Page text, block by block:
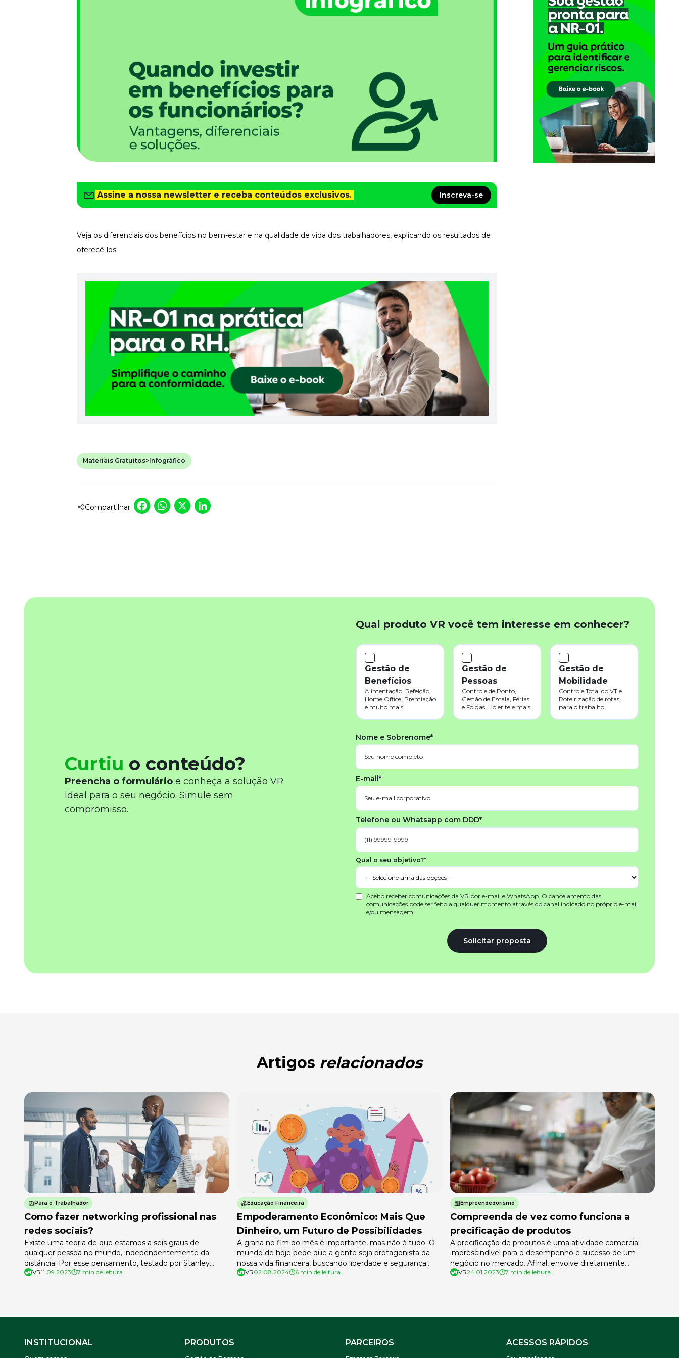
Departamento Pessoal
Para simplificar os processos
Eleve os resultados da organização
Gestão de Pessoas e Liderança
Capacitação com especialistas
Fortaleça a cultura organizacional
Treinamento de Produto
Materiais Gratuitos
Materiais Gratuitos
Todos os Materiais Gratuitos
Confira nossos materiais
Aprofunde seu conhecimento
Ferramentas e Templates
Para agilizar o seu trabalho
Assine a nossa newsletter e receba conteúdos exclusivos. Inscreva-se
Veja os diferenciais dos benefícios no bem-estar e na qualidade de vida dos trabalhadores, explicando os resultados de
oferecê-los.
Materiais Gratuitos>Infográfico
Compartilhar: Facebook
WhatsApp
X
Curtiu o conteúdo?
Preencha o formulário e conheça a solução VR
ideal para o seu negócio. Simule sem
compromisso.
Qual produto VR você tem interesse em conhecer?
Gestão de
Benefícios
Alimentação, Refeição,
Home Office, Premiação
e muito mais.
Gestão de
Pessoas
Controle de Ponto,
Gestão de Escala, Férias
e Folgas, Holerite e mais.
Gestão de
Mobilidade
Controle Total do VT e
Roteirização de rotas
para o trabalho.
Nome e Sobrenome*
E-mail*
Telefone ou Whatsapp com DDD*
Qual o seu objetivo?*
Aceito receber comunicações da VR por e-mail e WhatsApp. O cancelamento das
comunicações pode ser feito a qualquer momento através do canal indicado no próprio e-mail
e/ou mensagem.
Solicitar proposta
Artigos relacionados
Para o Trabalhador
Como fazer networking profissional nas
redes sociais?
Existe uma teoria de que estamos a seis graus de
qualquer pessoa no mundo, independentemente da
distância. Por esse pensamento, testado por Stanley
Milgram em 1967 a partir de um jogo, você pode estar
VR11.09.2023 7 min de leitura
Educação Financeira
Empoderamento Econômico: Mais Que
Dinheiro, um Futuro de Possibilidades
A grana no fim do mês é importante, mas não é tudo. O
mundo de hoje pede que a gente seja protagonista da
nossa vida financeira, buscando liberdade e segurança
para o futuro. E é aí que entra o empoderamento
VR02.08.2024 6 min de leitura
Empreendedorismo
Compreenda de vez como funciona a
precificação de produtos
A precificação de produtos é uma atividade comercial
imprescindível para o desempenho e sucesso de um
negócio no mercado. Afinal, envolve diretamente
aspectos relacionados à competitividade, ao volume de
VR24.01.2023 7 min de leitura
INSTITUCIONAL PRODUTOS PARCEIROS ACESSOS RÁPIDOS